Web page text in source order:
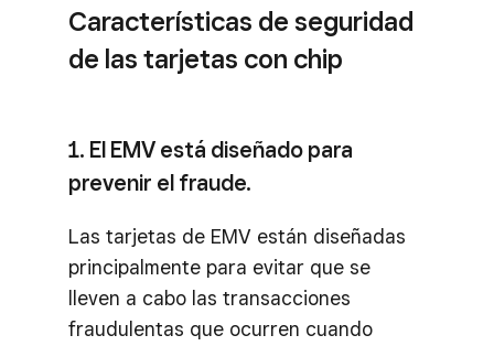
Características de seguridad
de las tarjetas con chip
1. El EMV está diseñado para
prevenir el fraude.
Las tarjetas de EMV están diseñadas
principalmente para evitar que se
lleven a cabo las transacciones
fraudulentas que ocurren cuando